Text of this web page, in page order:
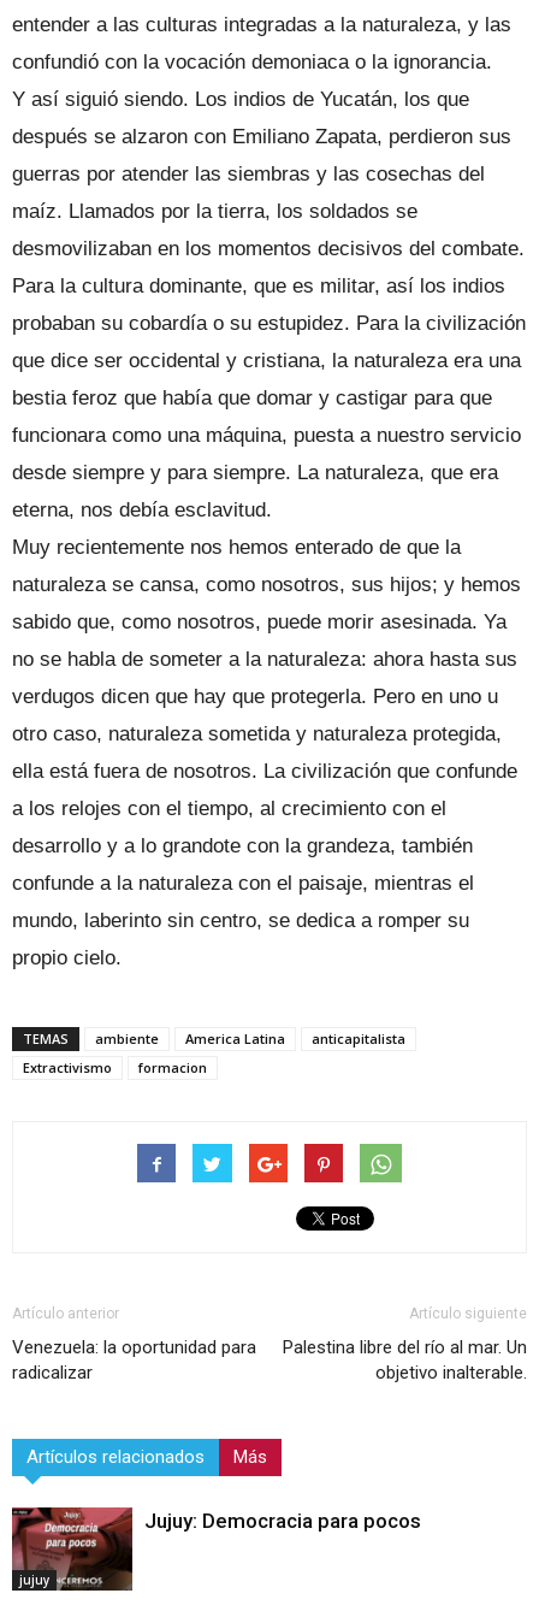
entender a las culturas integradas a la naturaleza, y las
confundió con la vocación demoniaca o la ignorancia.
Y así siguió siendo. Los indios de Yucatán, los que
después se alzaron con Emiliano Zapata, perdieron sus
guerras por atender las siembras y las cosechas del
maíz. Llamados por la tierra, los soldados se
desmovilizaban en los momentos decisivos del combate.
Para la cultura dominante, que es militar, así los indios
probaban su cobardía o su estupidez. Para la civilización
que dice ser occidental y cristiana, la naturaleza era una
bestia feroz que había que domar y castigar para que
funcionara como una máquina, puesta a nuestro servicio
desde siempre y para siempre. La naturaleza, que era
eterna, nos debía esclavitud.
Muy recientemente nos hemos enterado de que la
naturaleza se cansa, como nosotros, sus hijos; y hemos
sabido que, como nosotros, puede morir asesinada. Ya
no se habla de someter a la naturaleza: ahora hasta sus
verdugos dicen que hay que protegerla. Pero en uno u
otro caso, naturaleza sometida y naturaleza protegida,
ella está fuera de nosotros. La civilización que confunde
a los relojes con el tiempo, al crecimiento con el
desarrollo y a lo grandote con la grandeza, también
confunde a la naturaleza con el paisaje, mientras el
mundo, laberinto sin centro, se dedica a romper su
propio cielo.
TEMAS ambiente America Latina
anticapitalista
Extractivismo
formacion
Artículo anterior
Venezuela: la oportunidad para
radicalizar
Artículo siguiente
Palestina libre del río al mar. Un
objetivo inalterable.
Artículos relacionados Más
jujuy
Jujuy: Democracia para pocos